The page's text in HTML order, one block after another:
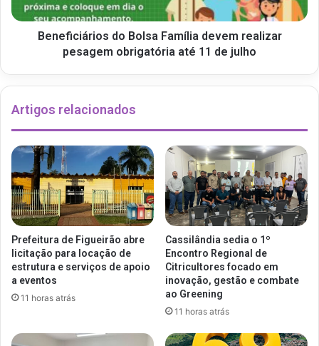
Beneficiários do Bolsa Família devem realizar
pesagem obrigatória até 11 de julho
Artigos relacionados
Prefeitura de Figueirão abre
licitação para locação de
estrutura e serviços de apoio
a eventos
11 horas atrás
Cassilândia sedia o 1º
Encontro Regional de
Citricultores focado em
inovação, gestão e combate
ao Greening
11 horas atrás